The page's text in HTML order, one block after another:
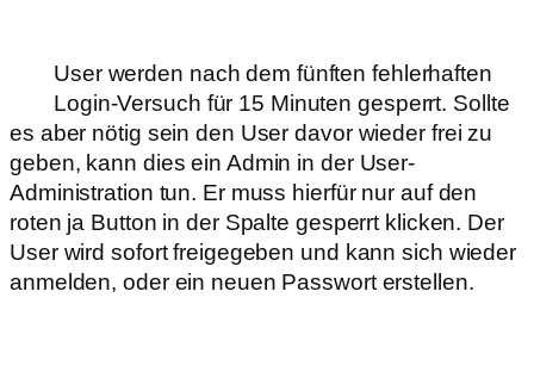
User werden nach dem fünften fehlerhaften
Login-Versuch für 15 Minuten gesperrt. Sollte
es aber nötig sein den User davor wieder frei zu
geben, kann dies ein Admin in der User-
Administration tun. Er muss hierfür nur auf den
roten ja Button in der Spalte gesperrt klicken. Der
User wird sofort freigegeben und kann sich wieder
anmelden, oder ein neuen Passwort erstellen.